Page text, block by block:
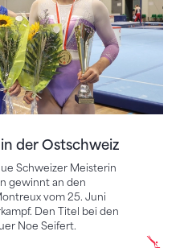
der Ostschweiz
Schweizer Meisterin
gewinnt an den
vom 25. Juni
Den Titel bei den
Noe Seifert.